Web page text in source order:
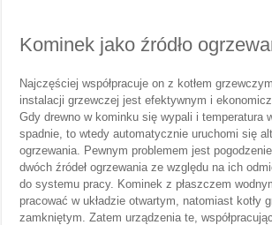
Kominek jako źródło
Najczęściej współpracuje on z kotłem
instalacji grzewczej jest efektywnym i
Gdy drewno w kominku się wypali i temperatura
spadnie, to wtedy automatycznie uruchomi się
ogrzewania. Pewnym problemem jest
dwóch źródeł ogrzewania ze względu na ich
do systemu pracy. Kominek z płaszczem
pracować w układzie otwartym, natomiast kotły
zamkniętym. Zatem urządzenia te,